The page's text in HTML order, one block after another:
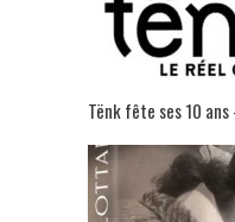
Tënk fête ses 10